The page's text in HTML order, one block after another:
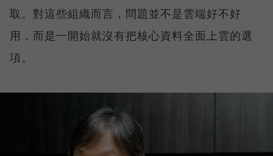
取。對這些組織而言，問題並不是雲端好不好
用，而是一開始就沒有把核心資料全面上雲的選
項。